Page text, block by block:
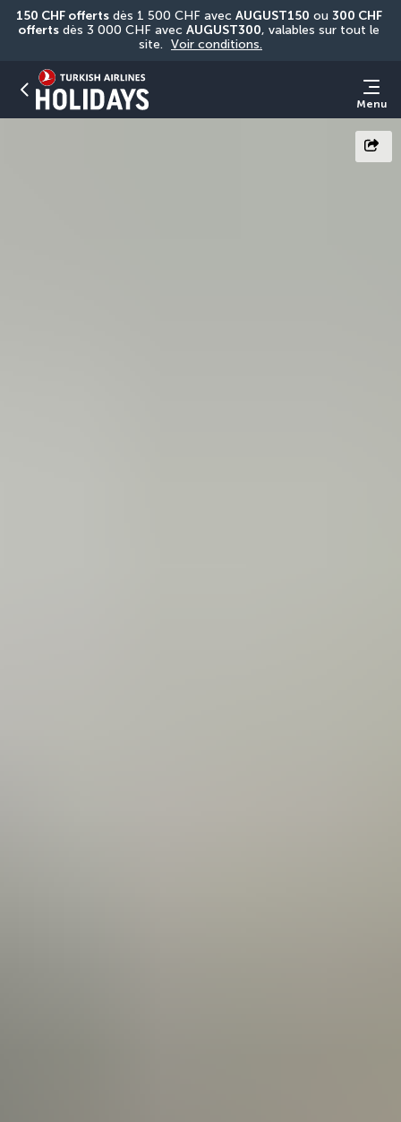
150 CHF offerts dès 1 500 CHF avec AUGUST150 ou 300 CHF
offerts dès 3 000 CHF avec AUGUST300, valables sur tout le
site. Voir conditions.
Menu